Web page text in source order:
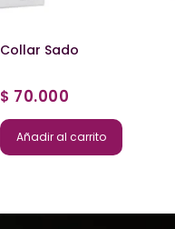
Collar Sado
$ 70.000
Añadir al carrito